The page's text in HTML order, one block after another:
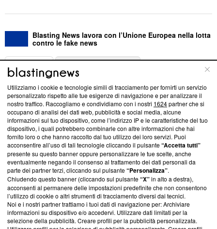
Blasting News lavora con l’Unione Europea nella lotta
contro le fake news
ABOUT
Questa sezione offre informazioni trasparenti su Blasting
News, sui nostri processi editoriali e su come ci impegniamo a
creare news di qualità. Inoltre, afferma la nostra aderenza a
‘Trust Project - News with Integrity’Blasting News non è
ancora membro del programma, ma ha richiesto di farne
parte; Trust Project non ha ancora effettuato una verifica di
conformità agli standard.
Su di noi
Team editoriale
Corporate
Redazione
Utilizziamo i cookie e tecnologie simili di tracciamento per fornirti un servizio
personalizzato rispetto alle tue esigenze di navigazione e per analizzare il
nostro traffico. Raccogliamo e condividiamo con i nostri 1624partner che si
occupano di analisi dei dati web, pubblicità e social media, alcune
informazioni sul tuo dispositivo, come l’indirizzo IP e le caratteristiche del tuo
dispositivo, i quali potrebbero combinarle con altre informazioni che hai
fornito loro o che hanno raccolto dal tuo utilizzo dei loro servizi. Puoi
acconsentire all’uso di tali tecnologie cliccando il pulsante“Accetta tutti”
presente su questo banner oppure personalizzare le tue scelte, anche
eventualmente negando il consenso al trattamento dei dati personali da
parte dei partner terzi, cliccando sul pulsante“Personalizza”.
Chiudendo questo banner (cliccando sul pulsante“X”in alto a destra),
acconsenti al permanere delle impostazioni predefinite che non consentono
l’utilizzo di cookie o altri strumenti di tracciamento diversi dai tecnici.
Noi e i nostri partner trattiamo i tuoi dati di navigazione per: Archiviare
informazioni su dispositivo e/o accedervi. Utilizzare dati limitati per la
selezione della pubblicità. Creare profili per la pubblicità personalizzata.